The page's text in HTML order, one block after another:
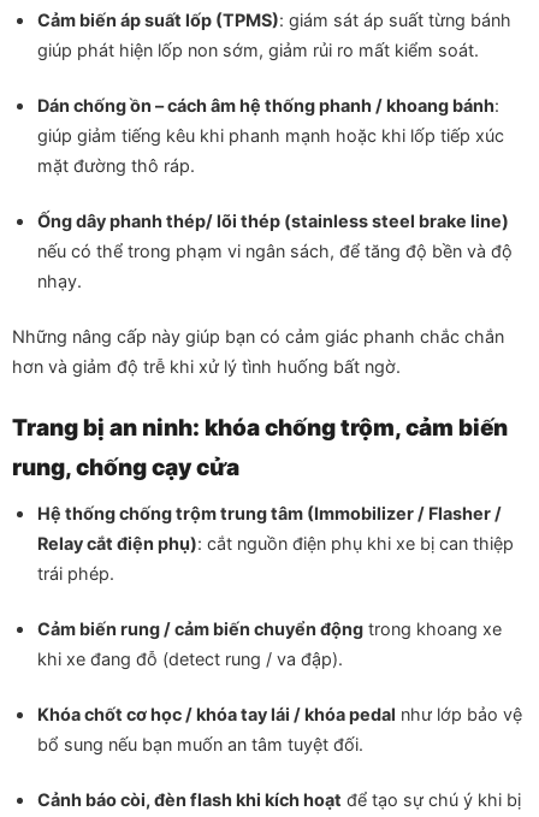
Cảm biến áp suất lốp (TPMS): giám sát áp suất từng bánh
giúp phát hiện lốp non sớm, giảm rủi ro mất kiểm soát.
Dán chống ồn – cách âm hệ thống phanh / khoang bánh:
giúp giảm tiếng kêu khi phanh mạnh hoặc khi lốp tiếp xúc
mặt đường thô ráp.
Ống dây phanh thép/ lõi thép (stainless steel brake line)
nếu có thể trong phạm vi ngân sách, để tăng độ bền và độ
nhạy.
Những nâng cấp này giúp bạn có cảm giác phanh chắc chắn
hơn và giảm độ trễ khi xử lý tình huống bất ngờ.
Trang bị an ninh: khóa chống trộm, cảm biến
rung, chống cạy cửa
Hệ thống chống trộm trung tâm (Immobilizer / Flasher /
Relay cắt điện phụ): cắt nguồn điện phụ khi xe bị can thiệp
trái phép.
Cảm biến rung / cảm biến chuyển độngtrong khoang xe
khi xe đang đỗ (detect rung / va đập).
Khóa chốt cơ học / khóa tay lái / khóa pedal như lớp bảo vệ
bổ sung nếu bạn muốn an tâm tuyệt đối.
Cảnh báo còi, đèn flash khi kích hoạt để tạo sự chú ý khi bị